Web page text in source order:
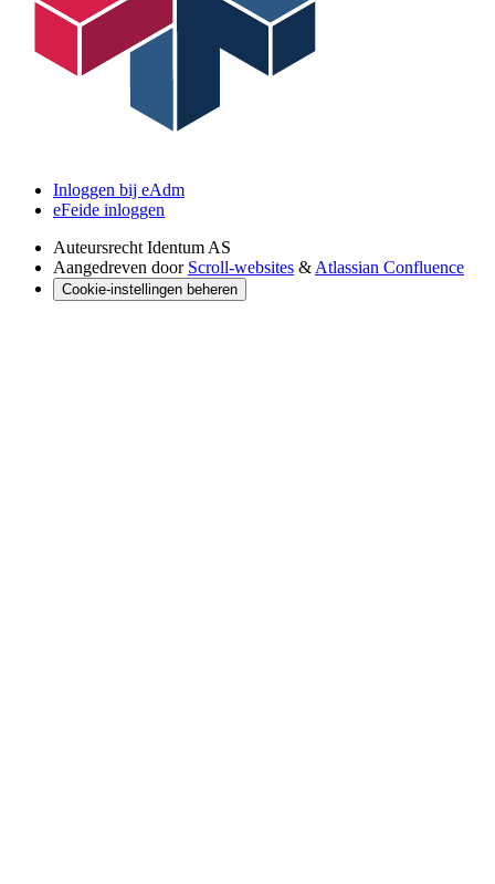
Inloggen bij eAdm
eFeide inloggen
Auteursrecht Identum AS
Aangedreven door Scroll-websites & Atlassian Confluence
Cookie-instellingen beheren